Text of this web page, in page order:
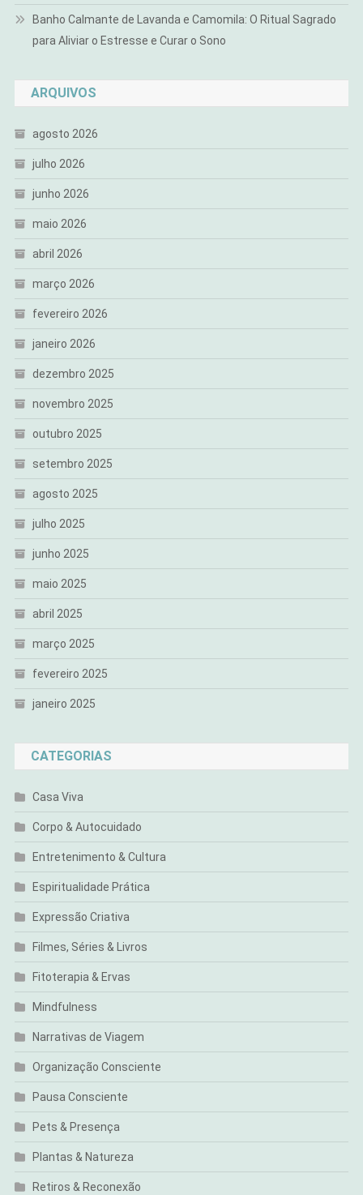
Banho Calmante de Lavanda e Camomila: O Ritual Sagrado
para Aliviar o Estresse e Curar o Sono
ARQUIVOS
agosto 2026
julho 2026
junho 2026
maio 2026
abril 2026
março 2026
fevereiro 2026
janeiro 2026
dezembro 2025
novembro 2025
outubro 2025
setembro 2025
agosto 2025
julho 2025
junho 2025
maio 2025
abril 2025
março 2025
fevereiro 2025
janeiro 2025
CATEGORIAS
Casa Viva
Corpo & Autocuidado
Entretenimento & Cultura
Espiritualidade Prática
Expressão Criativa
Filmes, Séries & Livros
Fitoterapia & Ervas
Mindfulness
Narrativas de Viagem
Organização Consciente
Pausa Consciente
Pets & Presença
Plantas & Natureza
Retiros & Reconexão